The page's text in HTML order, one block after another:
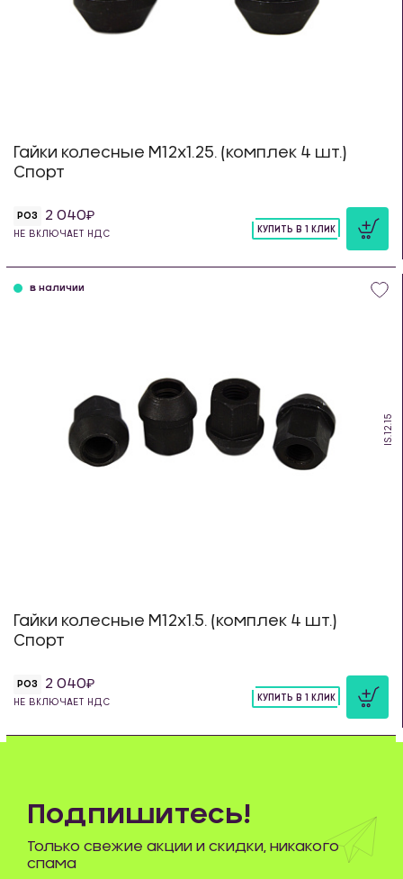
Гайки колесные М12х1.25. (комплек 4 шт.)
Спорт
РОЗ 2 040
НЕ ВКЛЮЧАЕТ НДС
КУПИТЬ В 1 КЛИК
IS.12.15
в наличии
Гайки колесные М12х1.5. (комплек 4 шт.)
Спорт
РОЗ 2 040
НЕ ВКЛЮЧАЕТ НДС
КУПИТЬ В 1 КЛИК
Подпишитесь!
Только свежие акции и скидки, никакого
спама